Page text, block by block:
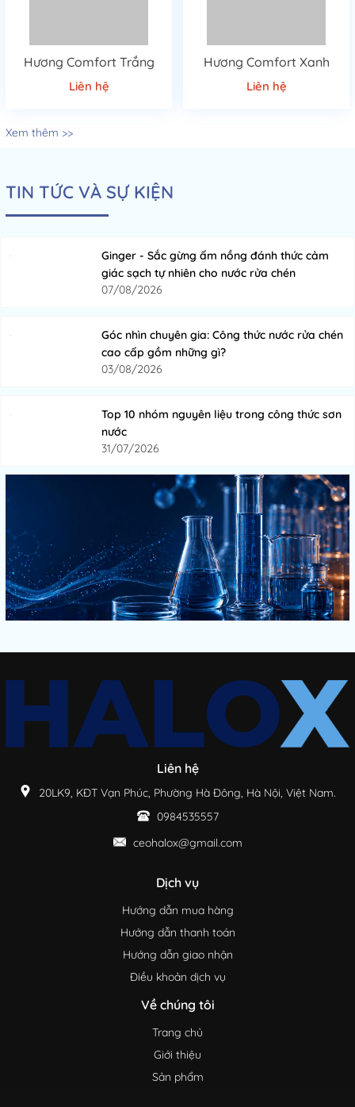
Hương Comfort Trắng
Liên hệ
Hương Comfort Xanh
Liên hệ
Xem thêm >>
TIN TỨC VÀ SỰ KIỆN
Ginger - Sắc gừng ấm nồng đánh thức cảm
giác sạch tự nhiên cho nước rửa chén
07/08/2026
Góc nhìn chuyên gia: Công thức nước rửa chén
cao cấp gồm những gì?
03/08/2026
Top 10 nhóm nguyên liệu trong công thức sơn
nước
31/07/2026
Liên hệ
20LK9, KĐT Vạn Phúc, Phường Hà Đông, Hà Nội, Việt Nam.
0984535557
ceohalox@gmail.com
Dịch vụ
Hướng dẫn mua hàng
Hướng dẫn thanh toán
Hướng dẫn giao nhận
Điều khoản dịch vụ
Về chúng tôi
Trang chủ
Giới thiệu
Sản phẩm